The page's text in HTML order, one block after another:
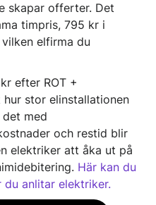
skapar offerter. Det
timpris, 795 kr i
elfirma du
efter ROT +
stor elinstallationen
med
och restid blir
elektriker att åka ut på
Här kan du
du anlitar elektriker.